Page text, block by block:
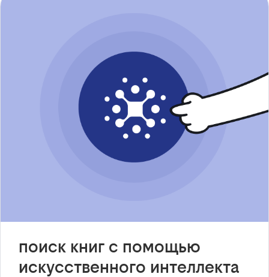
поиск книг с помощью
искусственного интеллекта